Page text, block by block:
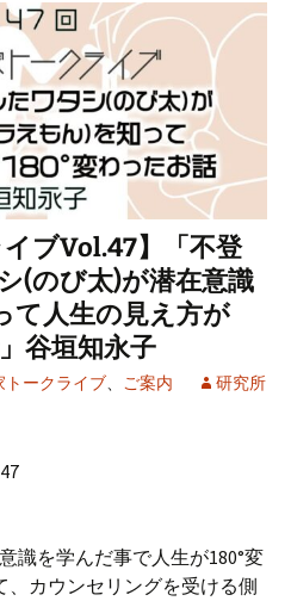
イブVol.47】「不登
(のび太)が潜在意識
て人生の見え方が
谷垣知永子
トークライブ、 ご案内
研究所
!
識を学んだ事で人生が180°変
カウンセリングを受ける側